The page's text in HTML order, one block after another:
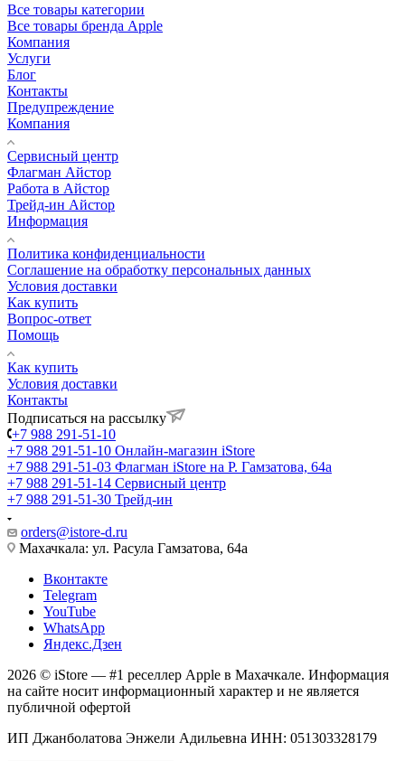
Все товары категории
Все товары бренда Apple
Компания
Услуги
Блог
Контакты
Предупреждение
Компания
Сервисный центр
Флагман Айстор
Работа в Айстор
Трейд-ин Айстор
Информация
Политика конфиденциальности
Соглашение на обработку персональных данных
Условия доставки
Как купить
Вопрос-ответ
Помощь
Как купить
Условия доставки
Контакты
Подписаться на рассылку
+7 988 291-51-10
+7 988 291-51-10 Онлайн-магазин iStore
+7 988 291-51-03 Флагман iStore на Р. Гамзатова, 64а
+7 988 291-51-14 Сервисный центр
+7 988 291-51-30 Трейд-ин
orders@istore-d.ru
Махачкала: ул. Расула Гамзатова, 64а
Вконтакте
Telegram
YouTube
WhatsApp
Яндекс.Дзен
2026 © iStore — #1 реселлер Apple в Махачкале. Информация
на сайте носит информационный характер и не является
публичной офертой
ИП Джанболатова Энжели Адильевна ИНН: 051303328179